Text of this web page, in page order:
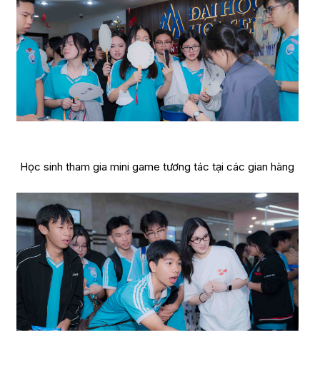
Học sinh tham gia mini game tương tác tại các gian hàng